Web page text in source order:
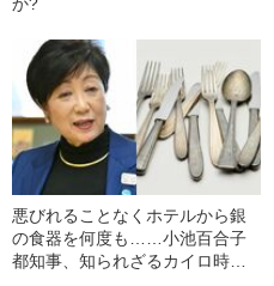
悪びれることなくホテルから銀
の食器を何度も……小池百合子
都知事、知られざるカイロ時代